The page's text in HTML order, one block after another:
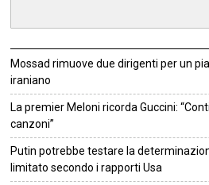
Mossad rimuove due dirigenti per un
iraniano
La premier Meloni ricorda Guccini:
canzoni”
Putin potrebbe testare la
limitato secondo i rapporti Usa